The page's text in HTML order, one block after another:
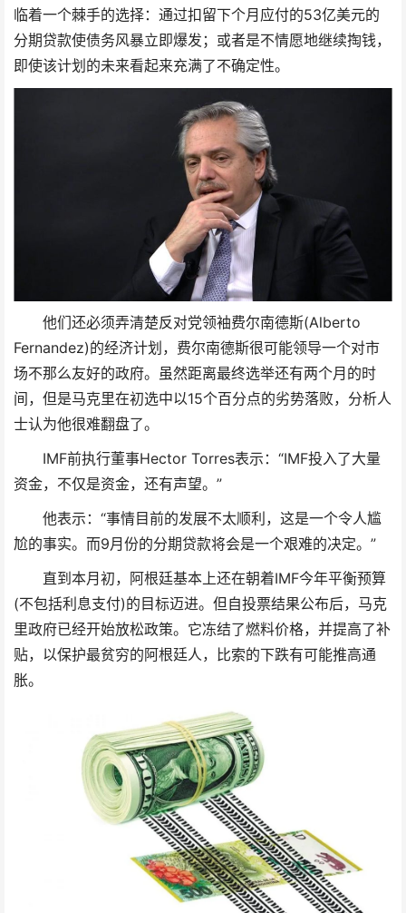
临着一个棘手的选择：通过扣留下个月应付的53亿美元的
分期贷款使债务风暴立即爆发；或者是不情愿地继续掏钱，
即使该计划的未来看起来充满了不确定性。
他们还必须弄清楚反对党领袖费尔南德斯(Alberto
Fernandez)的经济计划，费尔南德斯很可能领导一个对市
场不那么友好的政府。虽然距离最终选举还有两个月的时
间，但是马克里在初选中以15个百分点的劣势落败，分析人
士认为他很难翻盘了。
IMF前执行董事Hector Torres表示：“IMF投入了大量
资金，不仅是资金，还有声望。”
他表示：“事情目前的发展不太顺利，这是一个令人尴
尬的事实。而9月份的分期贷款将会是一个艰难的决定。”
直到本月初，阿根廷基本上还在朝着IMF今年平衡预算
(不包括利息支付)的目标迈进。但自投票结果公布后，马克
里政府已经开始放松政策。它冻结了燃料价格，并提高了补
贴，以保护最贫穷的阿根廷人，比索的下跌有可能推高通
胀。